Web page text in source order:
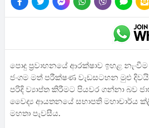
පොදු ප්‍රවාහනයේ ආරක්ෂාව ඉහළ නැංවීම
ජංගම මත් පරීක්ෂණ වැඩසටහන මුළු
පරිදි ව්‍යාප්ත කිරීමට පියවර ගන්නා බව
වෛද්‍ය ආයතනයේ සභාපති මහාචාර්ය
මහතා පැවසීය.